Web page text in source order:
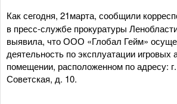
Как сегодня, 21марта, сообщили
в пресс-службе прокуратуры
выявила, что ООО «Глобал Гейм»
деятельность по эксплуатации игровых
помещении, расположенном по адресу:
Советская, д. 10.